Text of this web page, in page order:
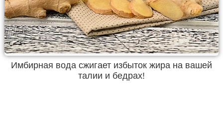
Имбирная вода сжигает избыток жира на вашей
талии и бедрах!